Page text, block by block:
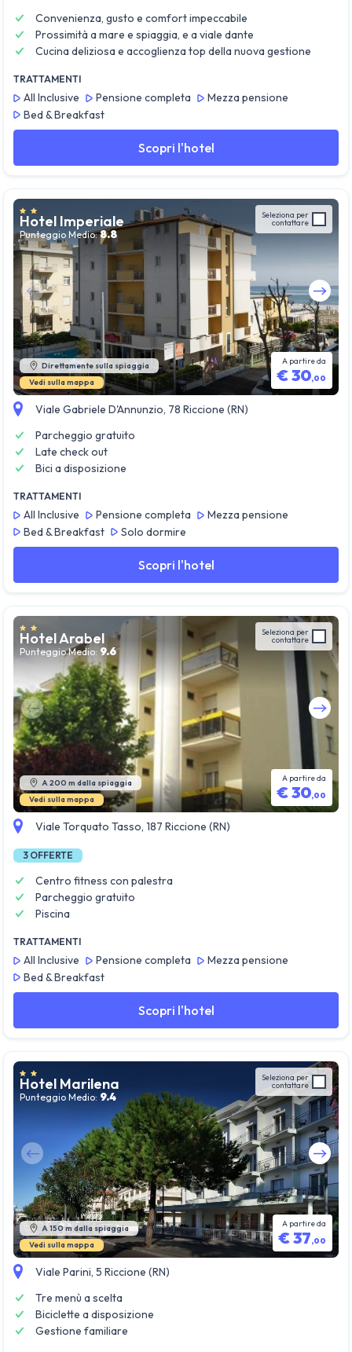
Convenienza, gusto e comfort impeccabile
Prossimità a mare e spiaggia, e a viale dante
Cucina deliziosa e accoglienza top della nuova gestione
TRATTAMENTI
All Inclusive Pensione completa
Mezza pensione
Bed & Breakfast
Scopri l'hotel
Guarda tutte le foto
Hotel Imperiale
Punteggio Medio: 8.8
Seleziona per
contattare
Direttamente sulla spiaggia
Vedi sulla mappa
A partire da
€30,00
Viale Gabriele D'Annunzio, 78 Riccione (RN)
Parcheggio gratuito
Late check out
Bici a disposizione
TRATTAMENTI
All Inclusive Pensione completa
Mezza pensione
Bed & Breakfast
Solo dormire
Scopri l'hotel
Guarda tutte le foto
Hotel Arabel
Punteggio Medio: 9.6
Seleziona per
contattare
A 200 m dalla spiaggia
Vedi sulla mappa
A partire da
€30,00
Viale Torquato Tasso, 187 Riccione (RN)
3 OFFERTE
Centro fitness con palestra
Parcheggio gratuito
Piscina
TRATTAMENTI
All Inclusive Pensione completa
Mezza pensione
Bed & Breakfast
Scopri l'hotel
Guarda tutte le foto
Hotel Marilena
Punteggio Medio: 9.4
Seleziona per
contattare
A 150 m dalla spiaggia
Vedi sulla mappa
A partire da
€37,00
Viale Parini, 5 Riccione (RN)
Tre menù a scelta
Biciclette a disposizione
Gestione familiare